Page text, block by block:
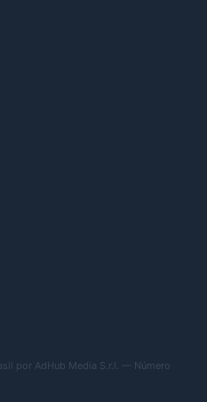
por AdHub Media S.r.l. — Número